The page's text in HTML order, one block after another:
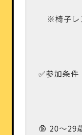
※椅子レ
✅参加条件
🔞 20〜29